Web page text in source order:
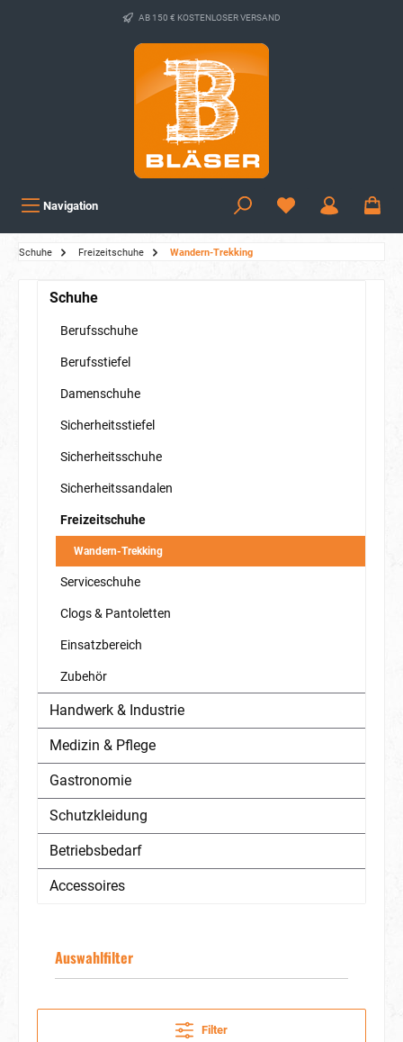
AB 150 € KOSTENLOSER VERSAND
Navigation
Schuhe Freizeitschuhe Wandern-Trekking
Schuhe
Berufsschuhe
Berufsstiefel
Damenschuhe
Sicherheitsstiefel
Sicherheitsschuhe
Sicherheitssandalen
Freizeitschuhe
Wandern-Trekking
Serviceschuhe
Clogs & Pantoletten
Einsatzbereich
Zubehör
Handwerk & Industrie
Medizin & Pflege
Gastronomie
Schutzkleidung
Betriebsbedarf
Accessoires
Auswahlfilter
Filter